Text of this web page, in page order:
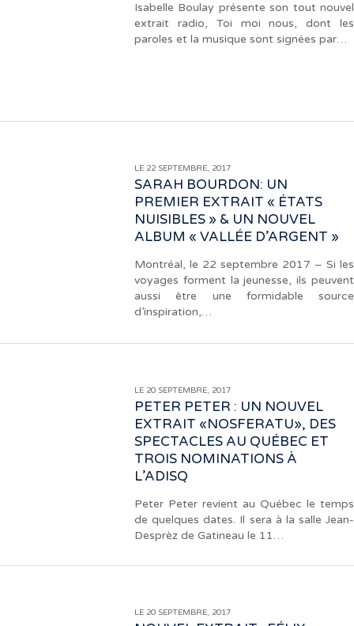
Isabelle Boulay présente son tout nouvel
extrait radio, Toi moi nous, dont les
paroles et la musique sont signées par…
LE 22 SEPTEMBRE, 2017
SARAH BOURDON: UN
PREMIER EXTRAIT « ÉTATS
NUISIBLES » & UN NOUVEL
ALBUM « VALLÉE D’ARGENT »
Montréal, le 22 septembre 2017 – Si les
voyages forment la jeunesse, ils peuvent
aussi être une formidable source
d’inspiration,…
LE 20 SEPTEMBRE, 2017
PETER PETER : UN NOUVEL
EXTRAIT «NOSFERATU», DES
SPECTACLES AU QUÉBEC ET
TROIS NOMINATIONS À
L’ADISQ
Peter Peter revient au Québec le temps
de quelques dates. Il sera à la salle Jean-
Desprèz de Gatineau le 11…
LE 20 SEPTEMBRE, 2017